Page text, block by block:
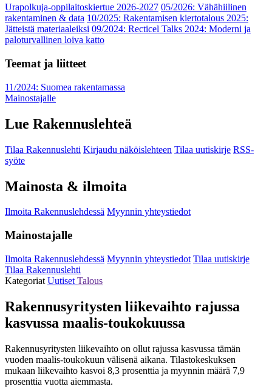
Urapolkuja-oppilaitoskiertue 2026-2027 05/2026: Vähähiilinen
rakentaminen & data 10/2025: Rakentamisen kiertotalous 2025:
Jätteistä materiaaleiksi 09/2024: Recticel Talks 2024: Moderni ja
paloturvallinen loiva katto
Teemat ja liitteet
11/2024: Suomea rakentamassa
Mainostajalle
Lue Rakennuslehteä
Tilaa Rakennuslehti Kirjaudu näköislehteen Tilaa uutiskirje RSS-
syöte
Mainosta & ilmoita
Ilmoita Rakennuslehdessä Myynnin yhteystiedot
Mainostajalle
Ilmoita Rakennuslehdessä Myynnin yhteystiedot Tilaa uutiskirje
Tilaa Rakennuslehti
Kategoriat Uutiset Talous
Rakennusyritysten liikevaihto rajussa
kasvussa maalis-toukokuussa
Rakennusyritysten liikevaihto on ollut rajussa kasvussa tämän
vuoden maalis-toukokuun välisenä aikana. Tilastokeskuksen
mukaan liikevaihto kasvoi 8,3 prosenttia ja myynnin määrä 7,9
prosenttia vuotta aiemmasta.